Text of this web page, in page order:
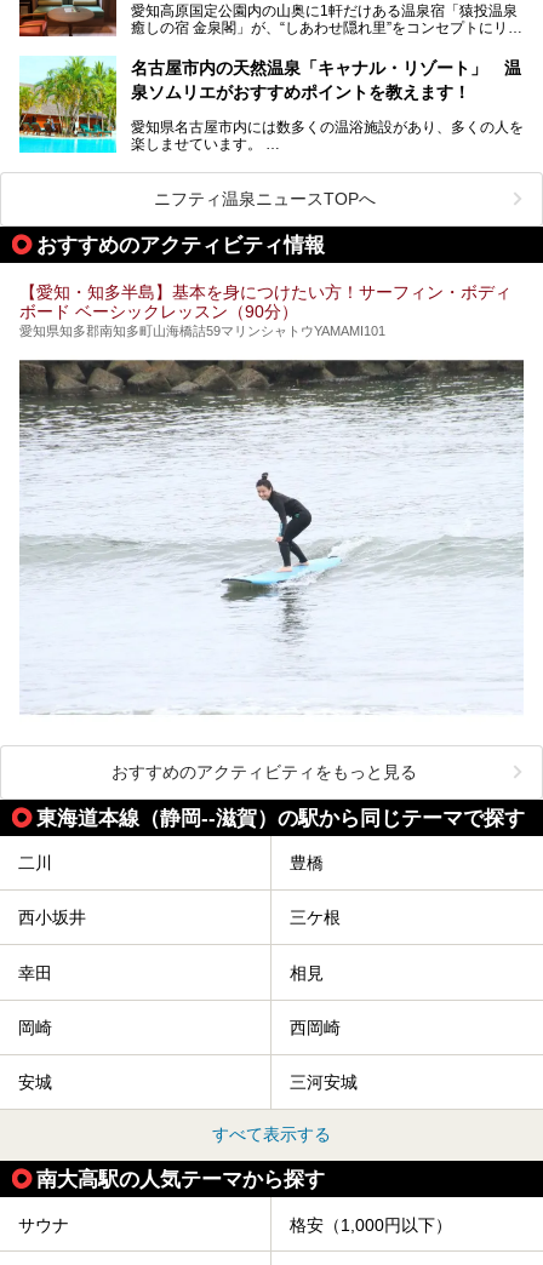
さっそく取材してきました！
愛知高原国定公園内の山奥に1軒だけある温泉宿「猿投温泉
癒しの宿 金泉閣」が、“しあわせ隠れ里”をコンセプトにリニ
天然ラドン温泉が堪能できるお風呂や、新設・改装された客
室、地元の食材と温泉水で作られたお料理……。
ご紹介します。
名古屋市内の天然温泉「キャナル・リゾート」 温
泉ソムリエがおすすめポイントを教えます！
愛知県名古屋市内には数多くの温浴施設があり、多くの人を
楽しませています。
ムリエの目線で紹介していきます！
名古屋市内にはスーパー銭湯や日帰り温泉が多く、「どこに
行こうかな？」と悩んでしまう方も多いと思います。
ぜひこの記事を参考にして「キャナル・リゾート」に出かけ
てみるのはいかがでしょうか？
ニフティ温泉ニュースTOPへ
おすすめのアクティビティ情報
【愛知・知多半島】基本を身につけたい方！サーフィン・ボディ
ボード ベーシックレッスン（90分）
愛知県知多郡南知多町山海橋詰59マリンシャトウYAMAMI101
おすすめのアクティビティをもっと見る
東海道本線（静岡--滋賀）の駅から同じテーマで探す
二川 豊橋
西小坂井 三ケ根
幸田 相見
岡崎 西岡崎
安城 三河安城
すべて表示する
南大高駅の人気テーマから探す
サウナ 格安（1,000円以下）